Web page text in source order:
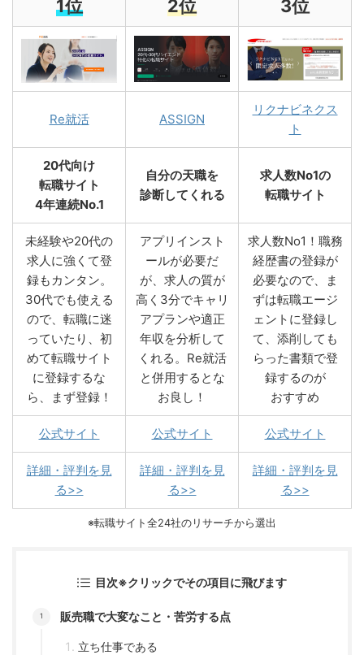
1位 2位 3位
Re就活 ASSIGN
リクナビネクス
ト
20代向け
転職サイト
4年連続No.1
自分の天職を
診断してくれる
求人数No1の
転職サイト
未経験や20代の
求人に強くて登
録もカンタン。
30代でも使える
ので、転職に迷
っていたり、初
めて転職サイト
に登録するな
ら、まず登録！
アプリインスト
ールが必要だ
が、求人の質が
高く3分でキャリ
アプランや適正
年収を分析して
くれる。Re就活
と併用するとな
お良し！
求人数No1！職務
経歴書の登録が
必要なので、ま
ずは転職エージ
ェントに登録し
て、添削しても
らった書類で登
録するのが
おすすめ
公式サイト 公式サイト 公式サイト
詳細・評判を見
る>>
詳細・評判を見
る>>
詳細・評判を見
る>>
※転職サイト全24社のリサーチから選出
目次※クリックでその項目に飛びます
販売職で大変なこと・苦労する点
立ち仕事である